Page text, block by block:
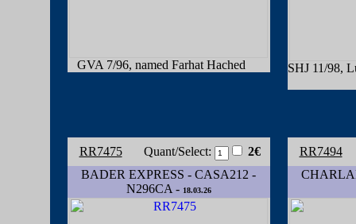
GVA 7/96, named Farhat Hached SHJ 11/98,
RR7475 Quant/Select:
2€
BADER EXPRESS - CASA212 -
N296CA - 18.03.26
RR7494